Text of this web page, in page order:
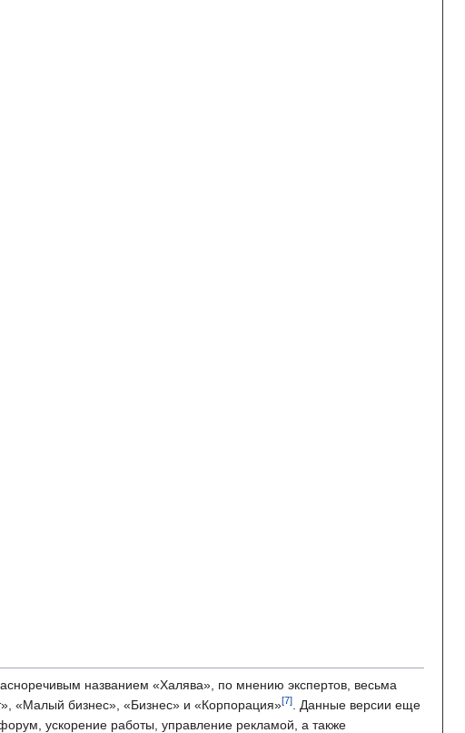
названием «Халява», по мнению экспертов, весьма
«Малый бизнес», «Бизнес» и «Корпорация»
. Данные версии еще
ускорение работы, управление рекламой, а также